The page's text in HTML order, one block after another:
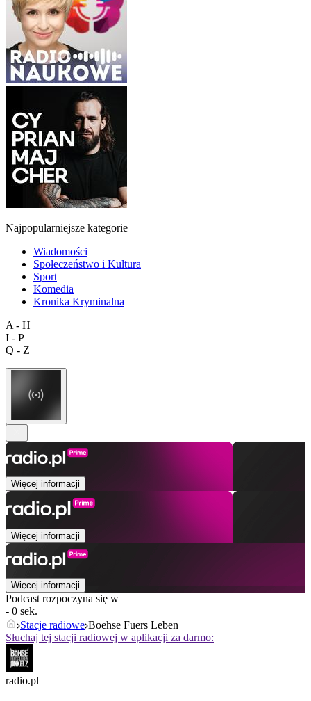
Najpopularniejsze kategorie
Wiadomości
Społeczeństwo i Kultura
Sport
Komedia
Kronika Kryminalna
A - H
I - P
Q - Z
Więcej informacji
Więcej informacji
Więcej informacji
Podcast rozpoczyna się w
- 0 sek.
Stacje radiowe Boehse Fuers Leben
Słuchaj tej stacji radiowej w aplikacji za darmo:
radio.pl